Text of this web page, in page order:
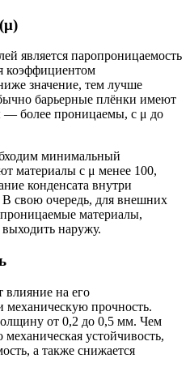
является паропроницаемость
коэффициентом
значение, тем лучше
барьерные плёнки имеют
— более проницаемы, с μ до
минимальный
материалы с μ менее 100,
конденсата внутри
свою очередь, для внешних
проницаемые материалы,
наружу.
влияние на его
механическую прочность.
от 0,2 до 0,5 мм. Чем
устойчивость,
а также снижается